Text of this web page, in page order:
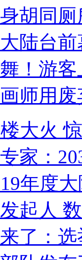
胡同
陆台
！游客
师用
楼大火
家：
年度
起人
了：